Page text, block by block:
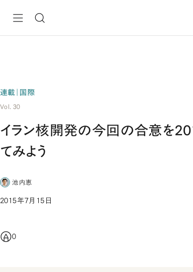
連載｜国際
Vol. 30
イラン核開発の今回の合意を
てみよう
池内恵
2015年7月15日
0